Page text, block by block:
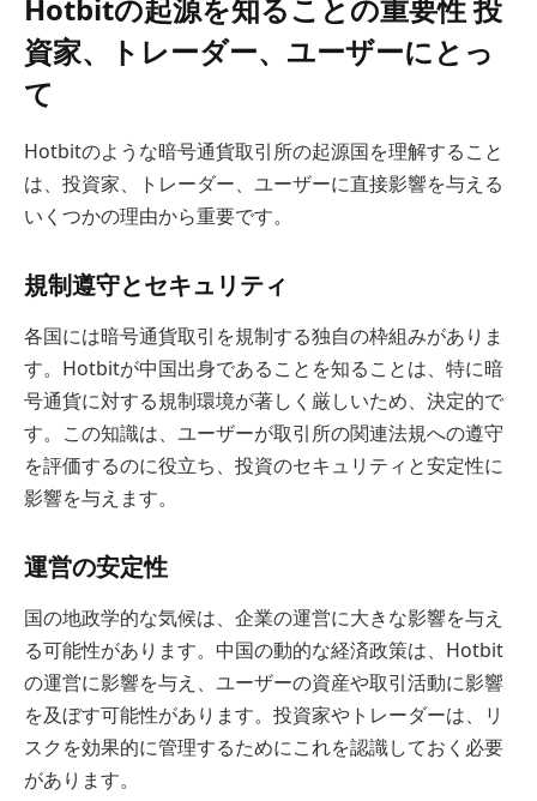
Hotbitの起源を知ることの重要性 投
資家、トレーダー、ユーザーにとっ
て
Hotbitのような暗号通貨取引所の起源国を理解すること
は、投資家、トレーダー、ユーザーに直接影響を与える
いくつかの理由から重要です。
規制遵守とセキュリティ
各国には暗号通貨取引を規制する独自の枠組みがありま
す。Hotbitが中国出身であることを知ることは、特に暗
号通貨に対する規制環境が著しく厳しいため、決定的で
す。この知識は、ユーザーが取引所の関連法規への遵守
を評価するのに役立ち、投資のセキュリティと安定性に
影響を与えます。
運営の安定性
国の地政学的な気候は、企業の運営に大きな影響を与え
る可能性があります。中国の動的な経済政策は、Hotbit
の運営に影響を与え、ユーザーの資産や取引活動に影響
を及ぼす可能性があります。投資家やトレーダーは、リ
スクを効果的に管理するためにこれを認識しておく必要
があります。